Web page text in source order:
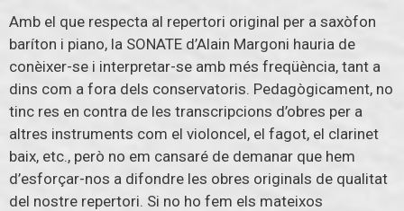
Amb el que respecta al repertori original per a saxòfon
baríton i piano, la SONATE d’Alain Margoni hauria de
conèixer-se i interpretar-se amb més freqüència, tant a
dins com a fora dels conservatoris. Pedagògicament, no
tinc res en contra de les transcripcions d’obres per a
altres instruments com el violoncel, el fagot, el clarinet
baix, etc., però no em cansaré de demanar que hem
d’esforçar-nos a difondre les obres originals de qualitat
del nostre repertori. Si no ho fem els mateixos